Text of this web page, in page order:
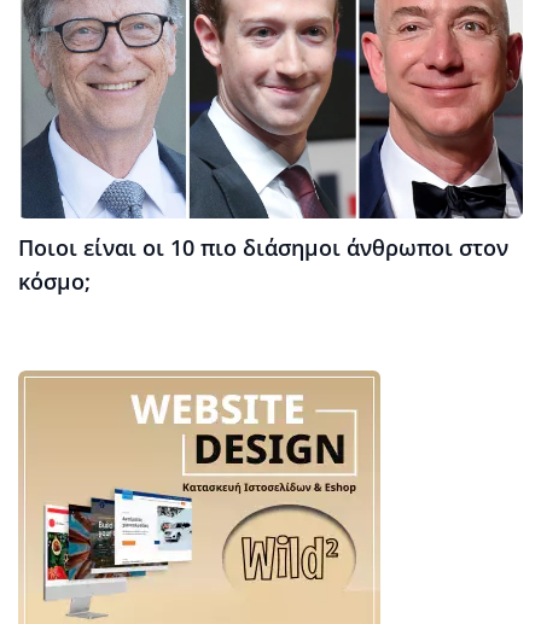
Ποιοι είναι οι 10 πιο διάσημοι άνθρωποι στον
κόσμο;